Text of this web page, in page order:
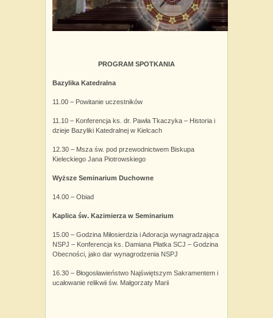
PROGRAM SPOTKANIA
Bazylika Katedralna
11.00 – Powitanie uczestników
11.10 – Konferencja ks. dr. Pawła Tkaczyka – Historia i
dzieje Bazyliki Katedralnej w Kielcach
12.30 – Msza św. pod przewodnictwem Biskupa
Kieleckiego Jana Piotrowskiego
Wyższe Seminarium Duchowne
14.00 – Obiad
Kaplica św. Kazimierza w Seminarium
15.00 – Godzina Miłosierdzia i Adoracja wynagradzająca
NSPJ – Konferencja ks. Damiana Płatka SCJ – Godzina
Obecności, jako dar wynagrodzenia NSPJ
16.30 – Błogosławieństwo Najświętszym Sakramentem i
ucałowanie relikwii św. Małgorzaty Marii